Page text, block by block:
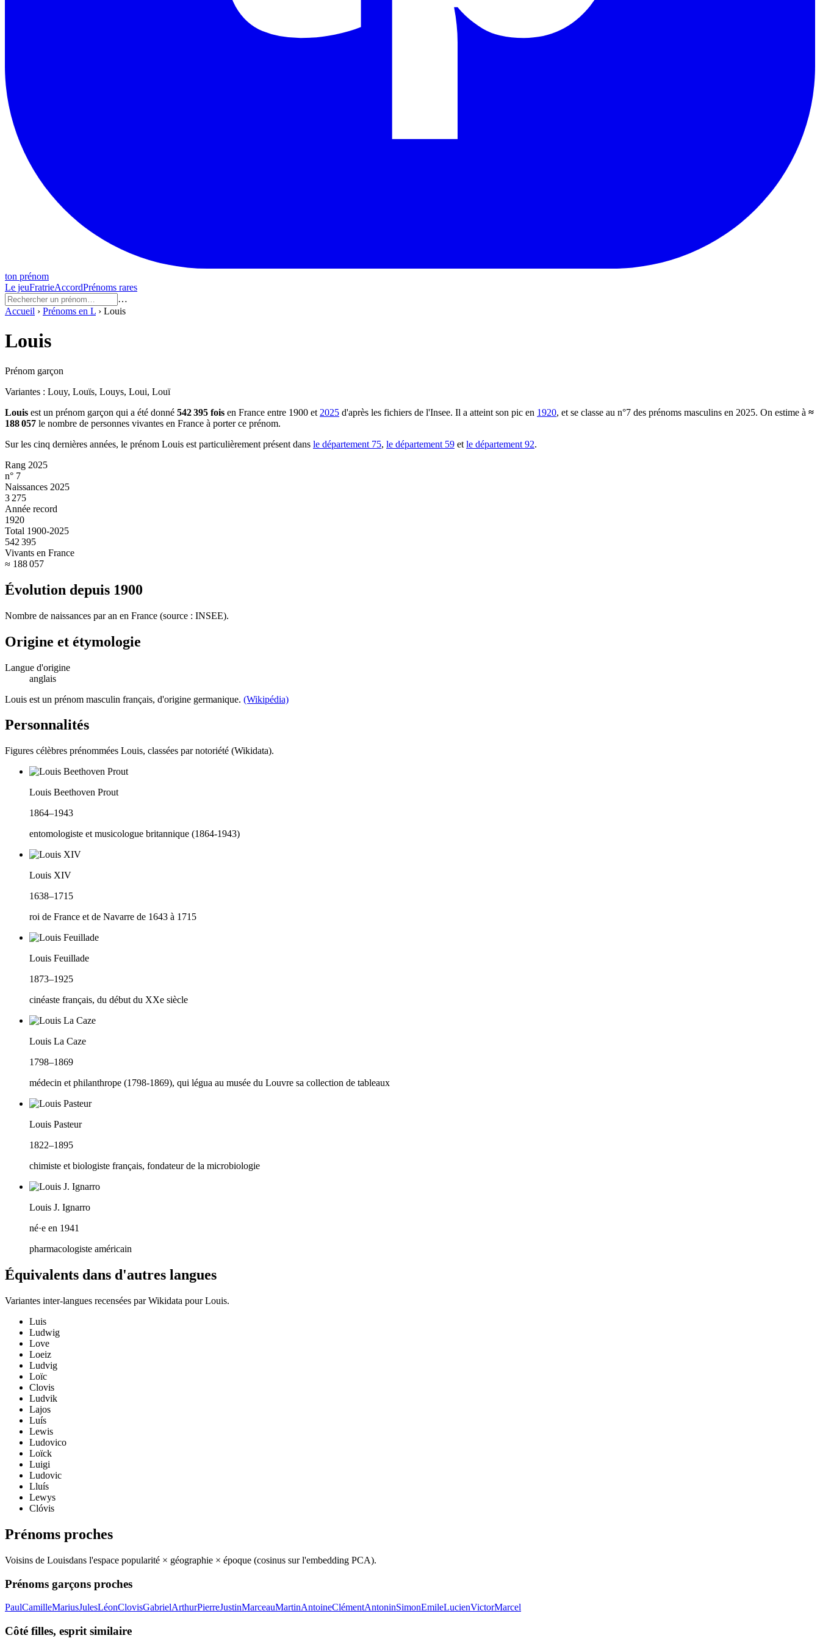
ton prénom
Le jeuFratrieAccordPrénoms rares
…
Accueil › Prénoms en L › Louis
Louis
Prénom garçon
Variantes : Louy, Louïs, Louys, Loui, Louï
Louis est un prénom garçon qui a été donné 542 395 fois en France entre 1900 et 2025 d'après les fichiers de l'Insee. Il a atteint son pic en 1920, et se classe au n°7 des prénoms masculins en 2025. On estime à ≈
188 057 le nombre de personnes vivantes en France à porter ce prénom.
Sur les cinq dernières années, le prénom Louis est particulièrement présent dans le département 75, le département 59 et le département 92.
Rang 2025
n° 7
Naissances 2025
3 275
Année record
1920
Total 1900-2025
542 395
Vivants en France
≈ 188 057
Évolution depuis 1900
Nombre de naissances par an en France (source : INSEE).
Origine et étymologie
Langue d'origine
anglais
Louis est un prénom masculin français, d'origine germanique. (Wikipédia)
Personnalités
Figures célèbres prénommées Louis, classées par notoriété (Wikidata).
Louis Beethoven Prout
1864–1943
entomologiste et musicologue britannique (1864-1943)
Louis XIV
1638–1715
roi de France et de Navarre de 1643 à 1715
Louis Feuillade
1873–1925
cinéaste français, du début du XXe siècle
Louis La Caze
1798–1869
médecin et philanthrope (1798-1869), qui légua au musée du Louvre sa collection de tableaux
Louis Pasteur
1822–1895
chimiste et biologiste français, fondateur de la microbiologie
Louis J. Ignarro
né·e en 1941
pharmacologiste américain
Équivalents dans d'autres langues
Variantes inter-langues recensées par Wikidata pourLouis.
Luis
Ludwig
Love
Loeiz
Ludvig
Loïc
Clovis
Ludvik
Lajos
Luís
Lewis
Ludovico
Loïck
Luigi
Ludovic
Lluís
Lewys
Clóvis
Prénoms proches
Voisins de Louisdans l'espace popularité × géographie × époque (cosinus sur l'embedding PCA).
Prénoms garçons proches
PaulCamilleMariusJulesLéonClovisGabrielArthurPierreJustinMarceauMartinAntoineClémentAntoninSimonEmileLucienVictorMarcel
Côté filles, esprit similaire